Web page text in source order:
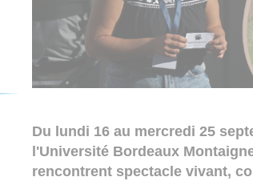
Du lundi 16 au mercredi 25
l'Université Bordeaux
rencontrent spectacle vivant,